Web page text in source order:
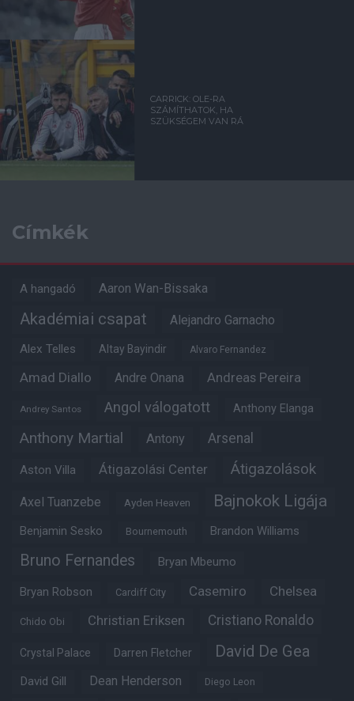
CARRICK: OLE-RA
SZÁMÍTHATOK, HA
SZÜKSÉGEM VAN RÁ
Címkék
A hangadó Aaron Wan-Bissaka
Akadémiai csapat Alejandro Garnacho
Alex Telles Altay Bayindir Alvaro Fernandez
Amad Diallo Andre Onana Andreas Pereira
Andrey Santos Angol válogatott Anthony Elanga
Anthony Martial Antony Arsenal
Aston Villa Átigazolási Center Átigazolások
Axel Tuanzebe Ayden Heaven Bajnokok Ligája
Benjamin Sesko Bournemouth Brandon Williams
Bruno Fernandes Bryan Mbeumo
Bryan Robson Cardiff City Casemiro Chelsea
Chido Obi Christian Eriksen Cristiano Ronaldo
Crystal Palace Darren Fletcher David De Gea
David Gill Dean Henderson Diego Leon